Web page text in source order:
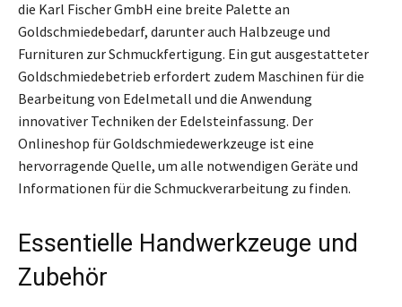
die Karl Fischer GmbH eine breite Palette an
Goldschmiedebedarf, darunter auch Halbzeuge und
Furnituren zur Schmuckfertigung. Ein gut ausgestatteter
Goldschmiedebetrieb erfordert zudem Maschinen für die
Bearbeitung von Edelmetall und die Anwendung
innovativer Techniken der Edelsteinfassung. Der
Onlineshop für Goldschmiedewerkzeuge ist eine
hervorragende Quelle, um alle notwendigen Geräte und
Informationen für die Schmuckverarbeitung zu finden.
Essentielle Handwerkzeuge und
Zubehör